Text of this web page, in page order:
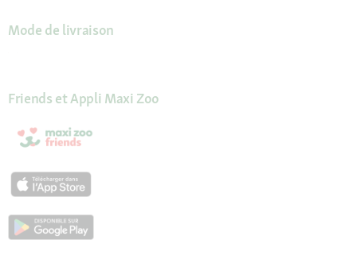
Mode de livraison
Friends et Appli Maxi Zoo